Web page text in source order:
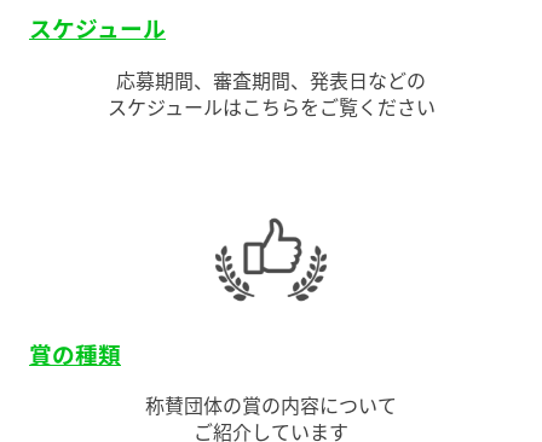
スケジュール
応募期間、審査期間、発表日などの
スケジュールはこちらをご覧ください
賞の種類
称賛団体の賞の内容について
ご紹介しています